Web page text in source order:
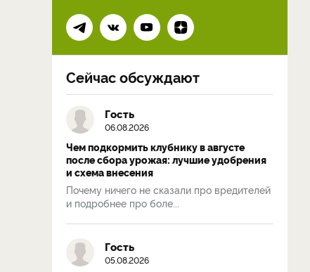
Сейчас обсуждают
Гость
06.08.2026
Чем подкормить клубнику в августе
после сбора урожая: лучшие удобрения
и схема внесения
Почему ничего не сказали про вредителей
и подробнее про боле...
Гость
05.08.2026